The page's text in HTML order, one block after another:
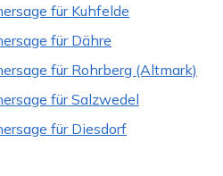
für Kuhfelde
für Dähre
für Rohrberg (Altmark)
für Salzwedel
für Diesdorf